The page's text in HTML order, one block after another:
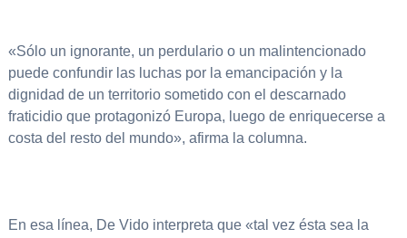
«Sólo un ignorante, un perdulario o un malintencionado
puede confundir las luchas por la emancipación y la
dignidad de un territorio sometido con el descarnado
fraticidio que protagonizó Europa, luego de enriquecerse a
costa del resto del mundo», afirma la columna.
En esa línea, De Vido interpreta que «tal vez ésta sea la